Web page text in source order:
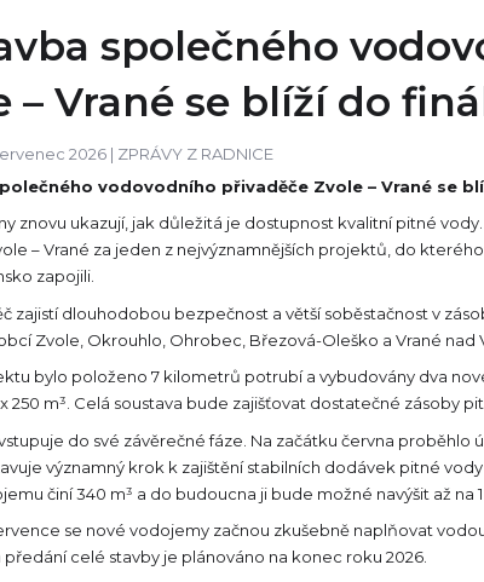
společného
– Vrané se blíží do
2026 | ZPRÁVY Z RADNICE
vodovodního přivaděče Zvole – Vrané se
znovu ukazují, jak důležitá je dostupnost kvalitní pitné
– Vrané za jeden z nejvýznamnějších projektů, do
zapojili.
zajistí dlouhodobou bezpečnost a větší soběstačnost v
Zvole, Okrouhlo, Ohrobec, Březová-Oleško a Vrané nad
bylo položeno 7 kilometrů potrubí a vybudovány dva
250 m³. Celá soustava bude zajišťovat dostatečné zásoby
do své závěrečné fáze. Na začátku června proběhlo
významný krok k zajištění stabilních dodávek pitné
činí 340 m³ a do budoucna ji bude možné navýšit až na 1
se nové vodojemy začnou zkušebně naplňovat
celé stavby je plánováno na konec roku 2026.